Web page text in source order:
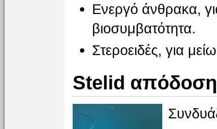
Ενεργό άνθρακα,
βιοσυμβατότητα.
Στεροειδές, για
Stelid απόδοση